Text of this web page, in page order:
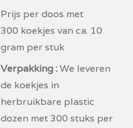
Prijs per doos met
300 koekjes van ca. 10
gram per stuk
Verpakking :We leveren
de koekjes in
herbruikbare plastic
dozen met 300 stuks per